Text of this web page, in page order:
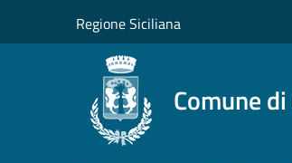
Regione Siciliana
Comune